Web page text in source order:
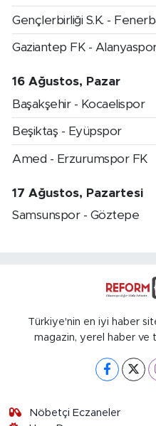
Gençlerbirliği S.K. -
Gaziantep FK -
16 Ağustos, Pazar
Başakşehir - Kocaelispor
Beşiktaş - Eyüpspor
Amed - Erzurumspor FK
17 Ağustos, Pazartesi
Samsunspor - Göztepe
Türkiye'nin en iyi haber
magazin, yerel haber ve
Nöbetçi Eczaneler